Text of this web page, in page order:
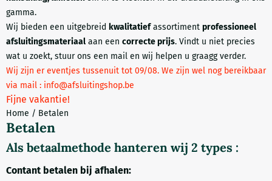
gamma.
Wij bieden een uitgebreid kwalitatiefassortiment professioneel
afsluitingsmateriaal aan een correcte prijs. Vindt u niet precies
wat u zoekt, stuur ons een mail en wij helpen u graagg verder.
Wij zijn er eventjes tussenuit tot 09/08. We zijn wel nog bereikbaar
via mail : info@afsluitingshop.be
Fijne vakantie!
Home / Betalen
Betalen
Als betaalmethode hanteren wij 2 types :
Contant betalen bij afhalen: